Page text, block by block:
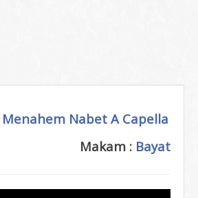
Menahem Nabet A Capella
Makam : Bayat